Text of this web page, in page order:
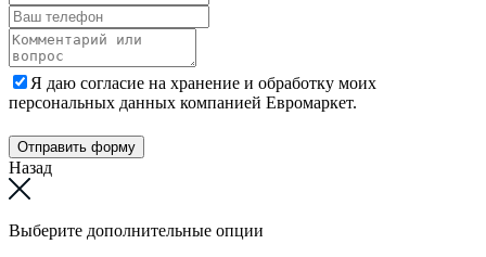
Я даю согласие на хранение и обработку моих
персональных данных компанией Евромаркет.
Отправить форму
Назад
Выберите дополнительные опции